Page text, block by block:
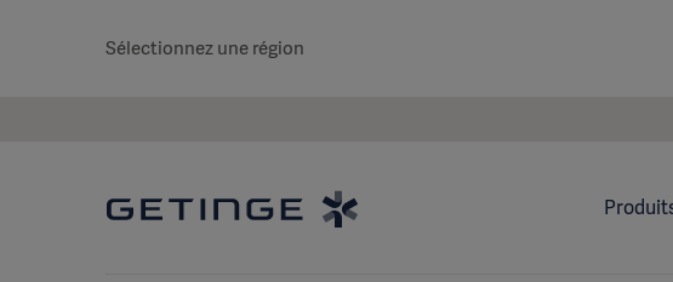
Sélectionnez une région